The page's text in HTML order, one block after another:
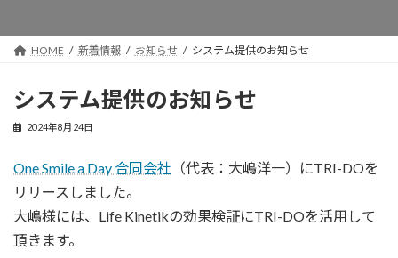
キ
に
HOME 新着情報 お知らせ システム提供のお知らせ
システム提供のお知らせ
2024年8月24日
One Smile a Day 合同会社 （代表：大嶋洋一）にTRI-DOを
リリースしました。
大嶋様には、Life Kinetikの効果検証にTRI-DOを活用して
頂きます。